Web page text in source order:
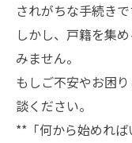
されがちな手続きで
しかし、戸籍を集
みません。
もしご不安やお困
談ください。
**「何から始めれ